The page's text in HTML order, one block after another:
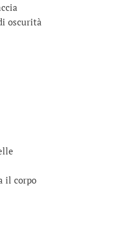
oscurità
il corpo